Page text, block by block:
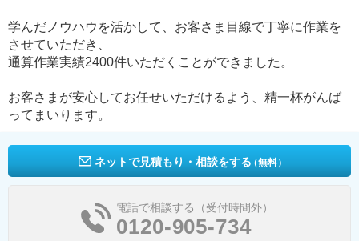
学んだノウハウを活かして、お客さま目線で丁寧に作業を
させていただき、
通算作業実績2400件いただくことができました。
お客さまが安心してお任せいただけるよう、精一杯がんば
ってまいります。
ネットで見積もり・相談をする（無料）
電話で相談する（受付時間外）
0120-905-734